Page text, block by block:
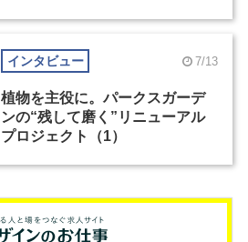
インタビュー 7/13
植物を主役に。パークスガーデ
ンの“残して磨く”リニューアル
プロジェクト（1）